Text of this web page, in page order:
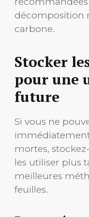
décomposition
carbone.
Stocker
pour une
future
Si vous ne
mortes,
les utiliser plus
meilleures
feuilles.